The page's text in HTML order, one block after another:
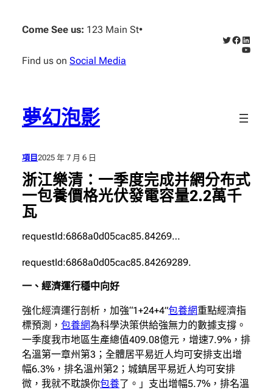
Come See us: 123 Main St•
Find us on Social Media
X Facebook
夢幻泡影
項目 2025 年 7 月 6 日
浙江樂清：一季度完成并網分布式
一包養價格光伏發電容量2.2萬千
瓦
requestId:6868a0d05cac85.84269…
requestId:6868a0d05cac85.84269289.
一、經濟運行穩中向好
強化經濟運行剖析，加強“1+24+4”包養網重點經濟指
標預測， 包養網為科學決策供給強無力的數據支撐。
一季度我市地區生產總值409.08億元，增速7.9%，排
名溫第一章州第3；全體居平易近人均可安排支出增
幅6.3%，排名溫州第2；城鎮居平易近人均可安排
微，我就不耽誤你包養了。」支出增幅5.7%，排名溫